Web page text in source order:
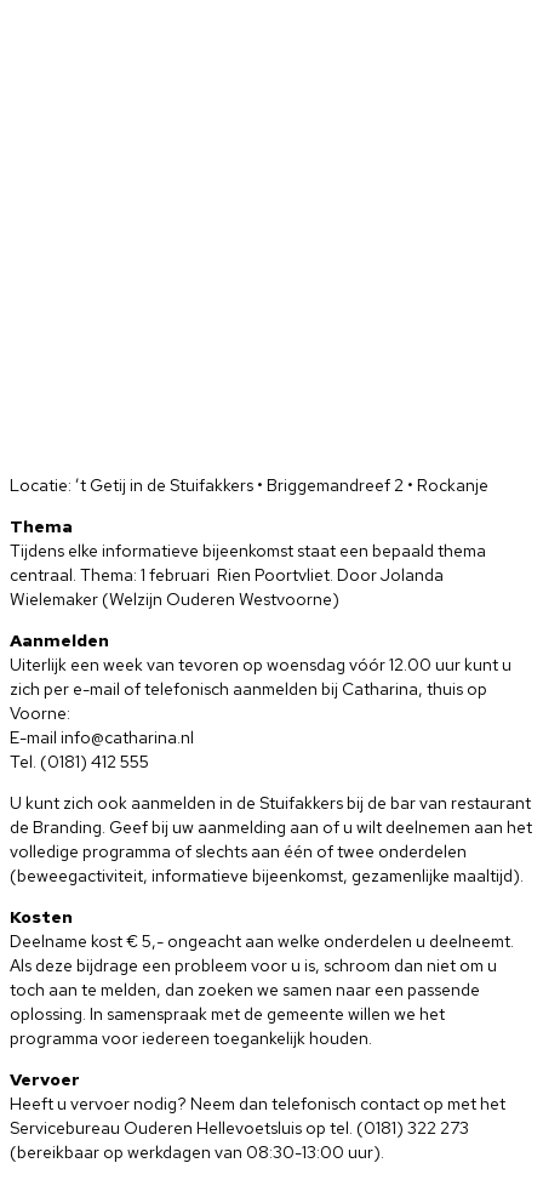
Locatie: ’t Getij in de Stuifakkers • Briggemandreef 2 • Rockanje
Thema
Tijdens elke informatieve bijeenkomst staat een bepaald thema
centraal. Thema: 1 februari Rien Poortvliet. Door Jolanda
Wielemaker (Welzijn Ouderen Westvoorne)
Aanmelden
Uiterlijk een week van tevoren op woensdag vóór 12.00 uur kunt u
zich per e-mail of telefonisch aanmelden bij Catharina, thuis op
Voorne:
E-mail info@catharina.nl
Tel. (0181) 412 555
U kunt zich ook aanmelden in de Stuifakkers bij de bar van restaurant
de Branding. Geef bij uw aanmelding aan of u wilt deelnemen aan het
volledige programma of slechts aan één of twee onderdelen
(beweegactiviteit, informatieve bijeenkomst, gezamenlijke maaltijd).
Kosten
Deelname kost € 5,- ongeacht aan welke onderdelen u deelneemt.
Als deze bijdrage een probleem voor u is, schroom dan niet om u
toch aan te melden, dan zoeken we samen naar een passende
oplossing. In samenspraak met de gemeente willen we het
programma voor iedereen toegankelijk houden.
Vervoer
Heeft u vervoer nodig? Neem dan telefonisch contact op met het
Servicebureau Ouderen Hellevoetsluis op tel. (0181) 322 273
(bereikbaar op werkdagen van 08:30-13:00 uur).